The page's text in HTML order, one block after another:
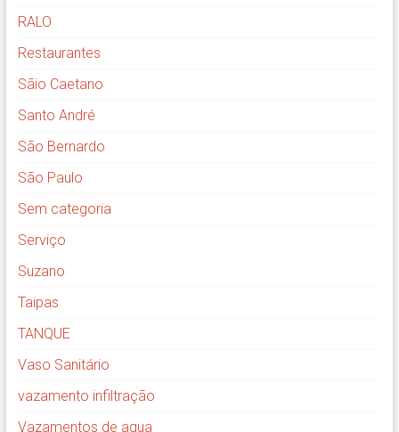
RALO
Restaurantes
Sãio Caetano
Santo André
São Bernardo
São Paulo
Sem categoria
Serviço
Suzano
Taipas
TANQUE
Vaso Sanitário
vazamento infiltração
Vazamentos de agua